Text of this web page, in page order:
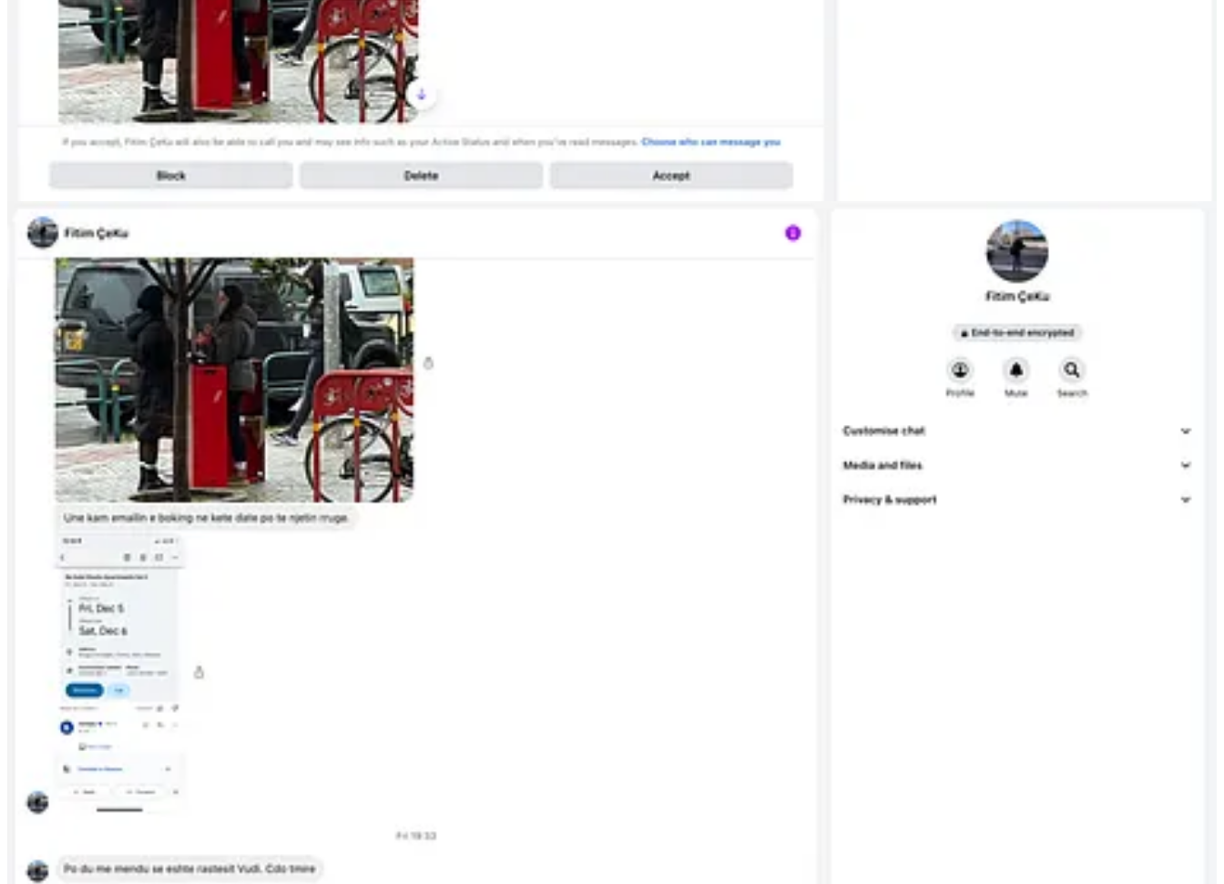
“Çfarë kërkoi Vudi nga Londra në të njëjtën ditë afër hotelit tim?”
Ai shtoi se nëse nuk do të kishte sqarim, atëherë “lindin dyshime” se unë “nën direktiva serbe ruso” po krijoja raporte të rreme për të komplotuar kundër një gazetari. Ai pretendoi gjithashtu se kishte dërguar
pyetje për sqarim dhe nuk kishte marrë përgjigje, dhe se posedonte “emailet edhe komunikimet e booking” që sipas tij e “fakton” praninë e tij në hotel dhe praninë time aty.
Për qartësi për lexuesin,Fitim Çeku nuk është gazetar. Ai nuk ka veprimtari të dokumentuar gazetarie, nuk ka redaksi, metodë verifikimi, burime të pavarura apo raportim publik sipas standardeve profesionale.
Çeku vepron sioperator politik, i përfshirë drejtpërdrejt në rrjete ndikimi dhe presioni. Ai ka bashkëpunuar me
struktura ruse dhe me veprimtari subversive kundër aktivistëve anti Putin, çështje që janë trajtuar publikisht nga gjetjet tona hulumtuese. Çeku ka bashkëpunuar gjithashtu me
dokumentuar lidhje meFatmir Shehollin, i arrestuar dhe i akuzuar për spiunazh për Serbinë8, si edhe përfshirje në shitjen e pamjeve të luftës së Kosovës te prodhues serbë, të përdorura më pas për narrativa
akuzuese kundër UÇK. I njëjti rreth ka qenë i përfshirë në prodhimin e kompromatit dhe shantazhit politik kundër redaksisë sonë, gjë që ne e kemi ekspozuar publikisht në prill. Çeku shfaqet gjithashtu si zë dhe
mbrojtës i Richard Grenell, figurë ndaj së cilës media perëndimore dhe hetimet tona kanë ngritur pyetje serioze për veprimtari politike në shërbim të interesave ruse në rajon dhe për akuza të rënda publike të
si kërkim të së vërtetës për t’i mbrojtur grupet kriminale.
Në të njëjtën ditë, më 27 dhjetor, Çeku e përsëriti të njëjtën akuzë edhe në platformën
, këtë herë në anglisht. Ai shkroi se Vudi Xhymshiti, të cilin e paraqiti si bashkëpunëtor tëJack Smith
duke pretenduar se automjeti im ishte parë duke lëvizur rreth hotelit ku ai kishte qëndruar në Tiranë disa ditë më parë. Në të dyja platformat ai përdori të njëjtën fotografi rrugore, e cila paraqet një skenë urbane
me këmbësorë dhe një automjet të parkuar në sfond. Vetë fotografia nuk provon as identitet, as qëllim dhe as ndonjë veprim mbikëqyrjeje. Megjithatë, postimi e shndërroi fotografinë në akuzë dhe akuzën në
kërkesë publike për nënshtrim, duke e paraqitur si detyrim moral dhe jo si pretendim që duhet provuar me fakte.
Më 29 dhjetor unë iu përgjigja publikisht Fitim Çekut me një postim
, ku theksova se fotografimi dhe ndjekja e një gazetari pa pëlqim, e ndjekur nga akuza e rreme për “përndjekje”, nuk është gazetari, por
spiunazh i paligjshëm dhe tentativë frikësimi. Po ashtu sqarova se veprimet e tij janë të dokumentuara dhe janë raportuar te autoritetet përkatëse në Mbretërinë e Bashkuar. Në të njëjtin reagim, i drejtova lexuesit
te raportimi ynë që shpjegon se kush është Çeku dhe pse kjo çështje ka rëndësi, duke dokumentuar ndërtimin e një narrative të rreme vëzhgimi pas raportimeve tona për Richard Grenell dhe përpjekjen për të
përmbysur hulumtimin gazetaresk dhe për të mbrojtur rrjete ndikimi kriminale në Ballkan. Theksova gjithashtu se brenda pak minutash nga publikimi ynë, Çeku e realizoi publikisht pikërisht përshkallëzimin që
ne e kishim përshkruar, duke lënë lexuesit të gjykojnë vetë mbi faktet.
Në një postim të dytë10, si përgjigje direkte ndaj shkrimit të tij në platformën X, sqarova se Çeku kishte tentuar të paraqiste gjetjet tona hulumtuese si “ekskluzive” të tijat, duke përdorur materiale të marra nga
raportimi ynë 11, të shkëputura nga konteksti dhe pa burim. Po ashtu, iu referova dokumentimit tonë të raportuar mbi bashkëpunimin dhe afërsinë e tij publike me Halit Sahitaj
, një figurë për të cilën raportimet
kanë ngritur shqetësime serioze për ndikim kriminal të lidhur me Rusinë. Pas këtij ekspozimi, siç kemi dokumentuar, Çeku fshiu postimet në të cilat e promovonte ose e paraqiste në mënyrë të rreme Sahitajin si
“biznesmen”.
Më 30 dhjetor, postimi origjinal i Çekut në platformën X, të cilin ne e kishim fotografuar dhe arkivuar për qëllime dokumentimi, u fshi nga vetë Çeku pa asnjë shpjegim publik.